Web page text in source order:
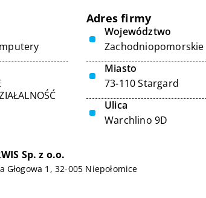
Adres firmy
Województwo
Zachodniopomorskie
Miasto
73-110 Stargard
Ulica
Warchlino 9D
Sp. z o.o.
Głogowa 1, 32-005 Niepołomice